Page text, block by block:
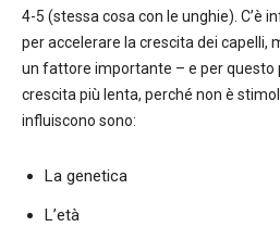
4-5 (stessa cosa con le unghie). C’è
per accelerare la crescita dei capelli,
un fattore importante – e per questo
crescita più lenta, perché non è
influiscono sono:
La genetica
L’età